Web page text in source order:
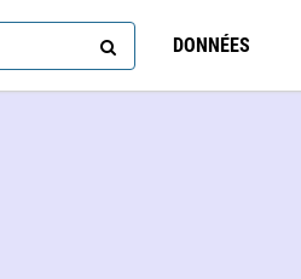
DONNÉES